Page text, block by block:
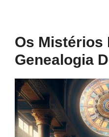
Os Mistérios
Genealogia